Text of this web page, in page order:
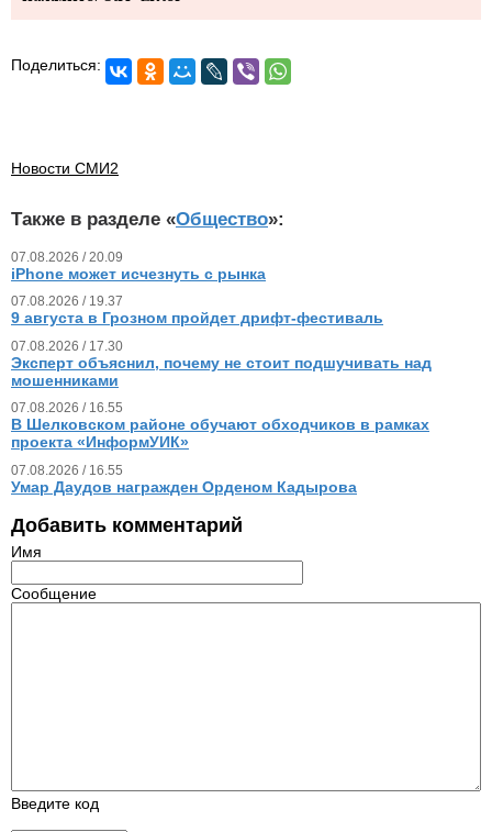
Поделиться:
Новости СМИ2
Также в разделе «Общество»:
07.08.2026 / 20.09
iPhone может исчезнуть с рынка
07.08.2026 / 19.37
9 августа в Грозном пройдет дрифт-фестиваль
07.08.2026 / 17.30
Эксперт объяснил, почему не стоит подшучивать над
мошенниками
07.08.2026 / 16.55
В Шелковском районе обучают обходчиков в рамках
проекта «ИнформУИК»
07.08.2026 / 16.55
Умар Даудов награжден Орденом Кадырова
Добавить комментарий
Имя
Сообщение
Введите код